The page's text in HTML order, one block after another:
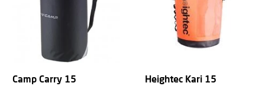
Camp Carry 15 Heightec Kari 15